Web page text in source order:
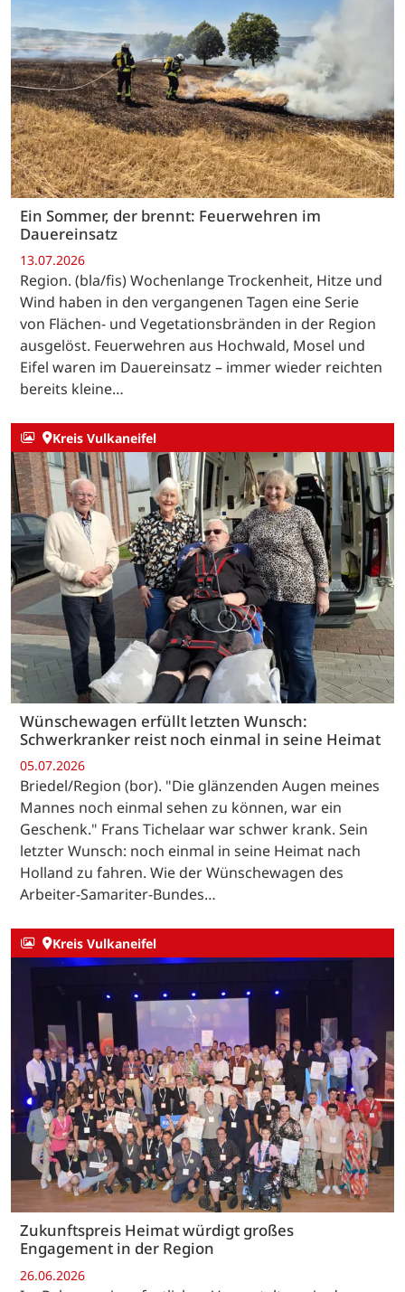
Ein Sommer, der brennt: Feuerwehren im
Dauereinsatz
13.07.2026
Region. (bla/fis) Wochenlange Trockenheit, Hitze und
Wind haben in den vergangenen Tagen eine Serie
von Flächen- und Vegetationsbränden in der Region
ausgelöst. Feuerwehren aus Hochwald, Mosel und
Eifel waren im Dauereinsatz – immer wieder reichten
bereits kleine…
Kreis Vulkaneifel
Wünschewagen erfüllt letzten Wunsch:
Schwerkranker reist noch einmal in seine Heimat
05.07.2026
Briedel/Region (bor). "Die glänzenden Augen meines
Mannes noch einmal sehen zu können, war ein
Geschenk." Frans Tichelaar war schwer krank. Sein
letzter Wunsch: noch einmal in seine Heimat nach
Holland zu fahren. Wie der Wünschewagen des
Arbeiter-Samariter-Bundes…
Kreis Vulkaneifel
Zukunftspreis Heimat würdigt großes
Engagement in der Region
26.06.2026